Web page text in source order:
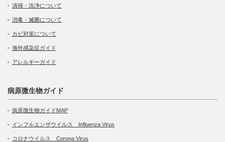
清掃・洗浄について
消毒・滅菌について
カビ対策について
海外感染症ガイド
アレルギーガイド
病原微生物ガイド
病原微生物ガイドMAP
インフルエンザウイルス Influenza Virus
コロナウイルス Corona Virus